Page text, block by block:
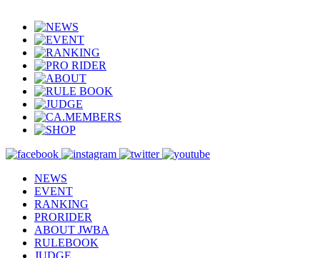
NEWS
EVENT
RANKING
PRORIDER
ABOUT JWBA
RULEBOOK
JUDGE